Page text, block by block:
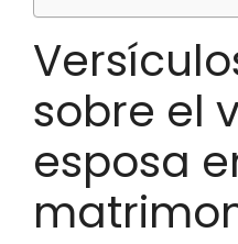
sobre el
esposa